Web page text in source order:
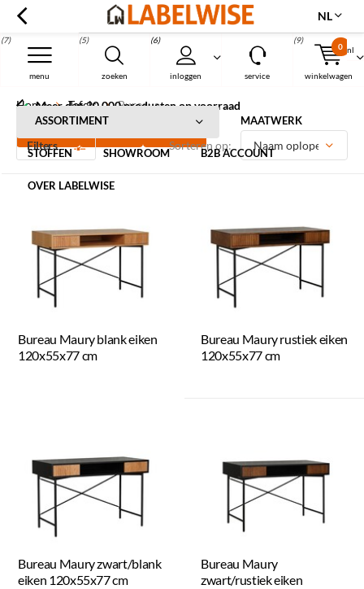
nl
zoeken
(5)
inloggen
(6)
menu
(7)
service winkelwagen
0
(9)
Menu
NL
Meer dan 30.000 producten op voorraad
ASSORTIMENT MAATWERK
STOFFEN SHOWROOM B2B ACCOUNT
OVER LABELWISE
Home Tafels Bureaus
Bureaus
Filters Sorteren op:
Bureau Maury blank eiken
120x55x77 cm
Bureau Maury rustiek eiken
120x55x77 cm
Bureau Maury zwart/blank
eiken 120x55x77 cm
Bureau Maury
zwart/rustiek eiken